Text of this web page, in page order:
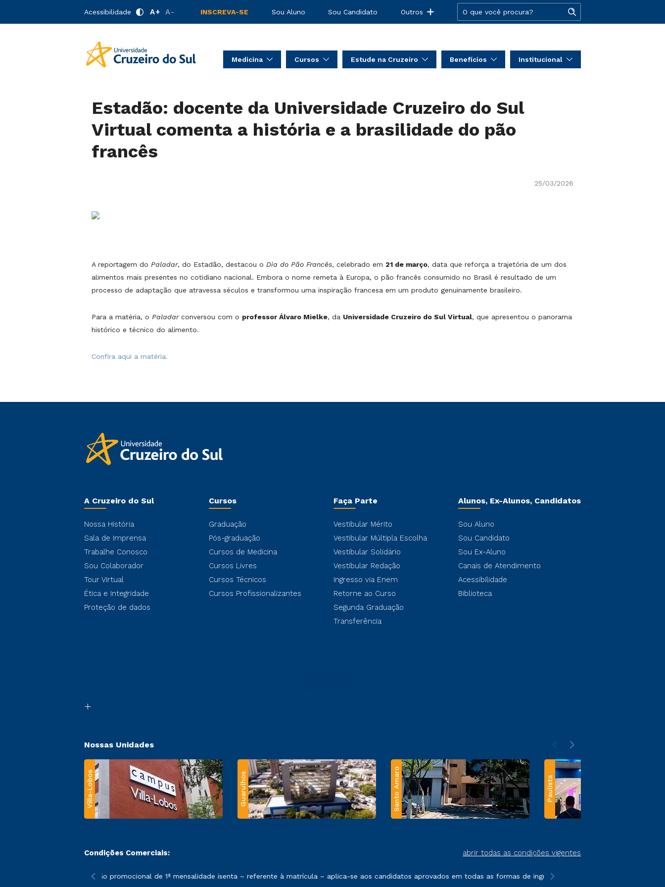
Acessibilidade A+ A- INSCREVA-SE Sou Aluno Sou Candidato Outros
Medicina Cursos Estude na Cruzeiro Benefícios Institucional
Estadão: docente da Universidade Cruzeiro do Sul
Virtual comenta a história e a brasilidade do pão
francês
25/03/2026
A reportagem do Paladar, do Estadão, destacou o Dia do Pão Francês, celebrado em 21 de março, data que reforça a trajetória de um dos
alimentos mais presentes no cotidiano nacional. Embora o nome remeta à Europa, o pão francês consumido no Brasil é resultado de um
processo de adaptação que atravessa séculos e transformou uma inspiração francesa em um produto genuinamente brasileiro.
Para a matéria, o Paladarconversou com o professor Álvaro Mielke, da Universidade Cruzeiro do Sul Virtual, que apresentou o panorama
histórico e técnico do alimento.
Confira aqui a matéria.
A Cruzeiro do Sul
Nossa História
Sala de Imprensa
Trabalhe Conosco
Sou Colaborador
Tour Virtual
Ética e Integridade
Proteção de dados
Cursos
Graduação
Pós-graduação
Cursos de Medicina
Cursos Livres
Cursos Técnicos
Cursos Profissionalizantes
Faça Parte
Vestibular Mérito
Vestibular Múltipla Escolha
Vestibular Solidário
Vestibular Redação
Ingresso via Enem
Retorne ao Curso
Segunda Graduação
Transferência
Alunos, Ex-Alunos, Candidatos
Sou Aluno
Sou Candidato
Sou Ex-Aluno
Canais de Atendimento
Acessibilidade
Biblioteca
Nossas Unidades
Villa-Lobos Guarulhos Santo Amaro Paulista
Condições Comerciais: abrir todas as condições vigentes
sofrer alterações nos períodos de rematrícula conforme exposto no contrato de prestação de serviços.
*A condição promocional de 1ª mensalidade isenta – referente à matrícula – aplica-se aos candidatos aprovados em todas as formas de ingresso, exceto na prova on-line ou
**Semipresencial e EAD são